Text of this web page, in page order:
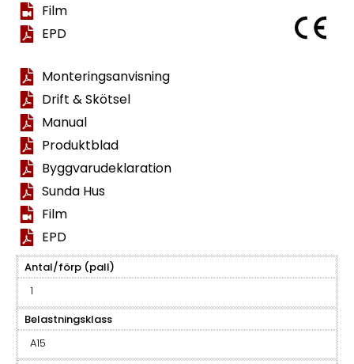
Film
EPD
Monteringsanvisning
Drift & Skötsel
Manual
Produktblad
Byggvarudeklaration
Sunda Hus
Film
EPD
Antal/förp (pall)
1
Belastningsklass
A15